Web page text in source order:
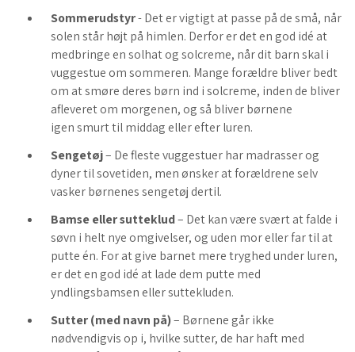
Sommerudstyr- Det er vigtigt at passe på de små, når
solen står højt på himlen. Derfor er det en god idé at
medbringe en solhat og solcreme, når dit barn skal i
vuggestue om sommeren. Mange forældre bliver bedt
om at smøre deres børn ind i solcreme, inden de bliver
afleveret om morgenen, og så bliver børnene
igen smurt til middag eller efter luren.
Sengetøj– De fleste vuggestuer har madrasser og
dyner til sovetiden, men ønsker at forældrene selv
vasker børnenes sengetøj dertil.
Bamse eller sutteklud– Det kan være svært at falde i
søvn i helt nye omgivelser, og uden mor eller far til at
putte én. For at give barnet mere tryghed under luren,
er det en god idé at lade dem putte med
yndlingsbamsen eller suttekluden.
Sutter (med navn på)– Børnene går ikke
nødvendigvis op i, hvilke sutter, de har haft med